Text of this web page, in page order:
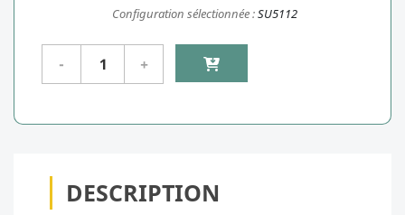
Configuration sélectionnée :SU5112
DESCRIPTION